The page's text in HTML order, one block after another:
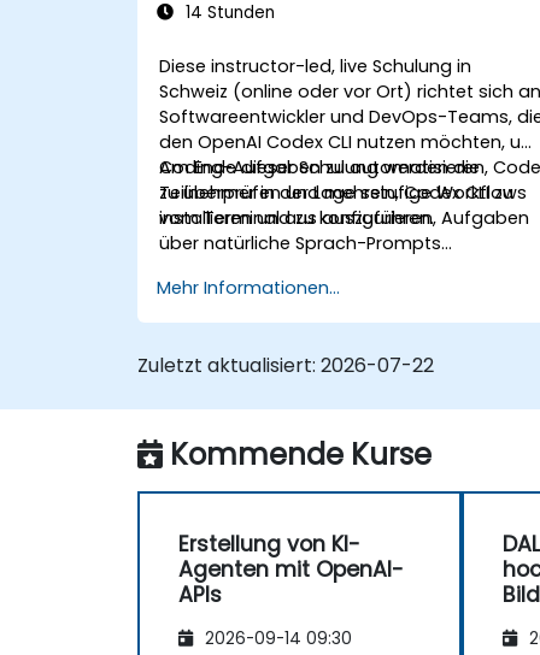
14 Stunden
Diese instructor-led, live Schulung in
Schweiz (online oder vor Ort) richtet sich an
Softwareentwickler und DevOps-Teams,
den OpenAI Codex CLI nutzen möchten, um
Coding-Aufgaben zu automatisieren, Code
zu überprüfen und mehrstufige Workflows
vom Terminal aus auszuführen.
Am Ende dieser Schulung werden die
Teilnehmer in der Lage sein, Codex CLI zu
installieren und zu konfigurieren, Aufgaben
über natürliche Sprach-Prompts
verwalten sowie Git- und CI-Pipelines zu
integrieren.
Mehr Informationen...
Zuletzt aktualisiert: 2026-07-22
Kommende Kurse
Erstellung von KI-
Agenten mit OpenAI-
APIs
2026-09-14 09:30